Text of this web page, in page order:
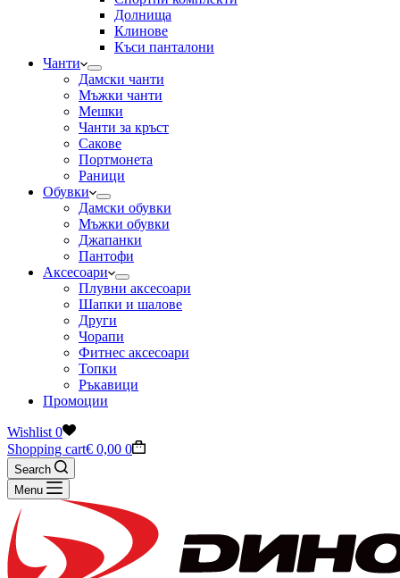
Долнища
Клинове
Къси панталони
Чанти
Дамски чанти
Мъжки чанти
Мешки
Чанти за кръст
Сакове
Портмонета
Раници
Обувки
Дамски обувки
Мъжки обувки
Джапанки
Пантофи
Аксесоари
Плувни аксесоари
Шапки и шалове
Други
Чорапи
Фитнес аксесоари
Топки
Ръкавици
Промоции
Wishlist 0
Shopping cart€ 0,00 0
Search
Menu